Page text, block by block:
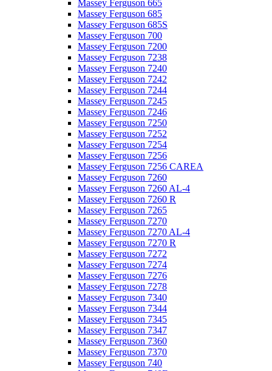
Massey Ferguson 665
Massey Ferguson 685
Massey Ferguson 685S
Massey Ferguson 700
Massey Ferguson 7200
Massey Ferguson 7238
Massey Ferguson 7240
Massey Ferguson 7242
Massey Ferguson 7244
Massey Ferguson 7245
Massey Ferguson 7246
Massey Ferguson 7250
Massey Ferguson 7252
Massey Ferguson 7254
Massey Ferguson 7256
Massey Ferguson 7256 CAREA
Massey Ferguson 7260
Massey Ferguson 7260 AL-4
Massey Ferguson 7260 R
Massey Ferguson 7265
Massey Ferguson 7270
Massey Ferguson 7270 AL-4
Massey Ferguson 7270 R
Massey Ferguson 7272
Massey Ferguson 7274
Massey Ferguson 7276
Massey Ferguson 7278
Massey Ferguson 7340
Massey Ferguson 7344
Massey Ferguson 7345
Massey Ferguson 7347
Massey Ferguson 7360
Massey Ferguson 7370
Massey Ferguson 740